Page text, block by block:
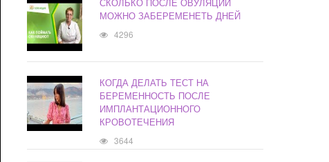
СКОЛЬКО ПОСЛЕ ОВУЛЯЦИИ
МОЖНО ЗАБЕРЕМЕНЕТЬ ДНЕЙ
4296
КОГДА ДЕЛАТЬ ТЕСТ НА
БЕРЕМЕННОСТЬ ПОСЛЕ
ИМПЛАНТАЦИОННОГО
КРОВОТЕЧЕНИЯ
3644